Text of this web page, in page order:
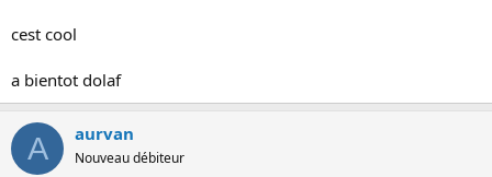
cest cool
a bientot dolaf
A aurvan
Nouveau débiteur